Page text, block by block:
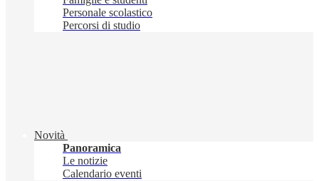
Personale scolastico
Percorsi di studio
Novità
Panoramica
Le notizie
Calendario eventi